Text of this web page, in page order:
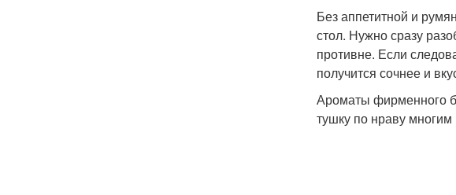
Без аппетитной и
стол. Нужно сразу
противне. Если
получится сочнее и
Ароматы фирменного
тушку по нраву